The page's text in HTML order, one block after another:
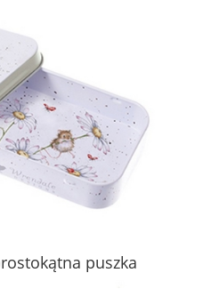
puszka